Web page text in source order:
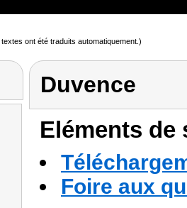
ont été traduits automatiquement.)
Duvence
Eléments
Foire aux